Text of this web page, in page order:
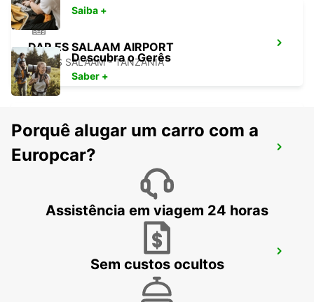
DAR ES SALAAM AIRPORT
DAR ES SALAAM - TANZANIA
ZANZIBAR INTERNATIONAL AIRPORT
ZANZIBAR - TANZANIA
ZANZIBAR CITY
ZANZIBAR - TANZANIA
Saiba +
Descubra o Gerês
Saber +
Porquê alugar um carro com a
Europcar?
Assistência em viagem 24 horas
Sem custos ocultos